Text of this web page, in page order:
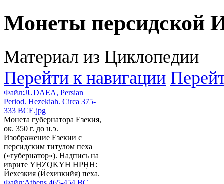
Монеты персидской
Материал из Циклопедии
Перейти к навигации
Файл:JUDAEA, Persian
Period. Hezekiah. Circa 375-
333 BCE.jpg
Монета губернатора Езекия,
ок. 350 г. до н.э.
Изображение Езекии с
персидским титулом пеха
(«губернатор»). Надпись на
иврите YḤZQKYH HPḤH:
Йехезкия (Йехизкийя) пеха.
Файл:Athens 465-454 BC